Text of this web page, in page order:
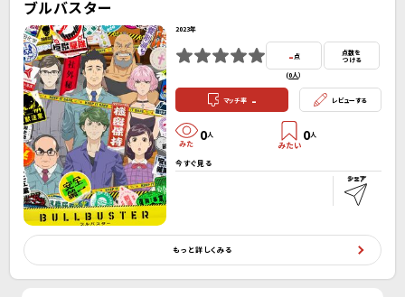
ブルバスター
2023年
- 点
(0人）
点数を
つける
マッチ率 - レビューする
0人 0人
今すぐ見る
もっと詳しくみる